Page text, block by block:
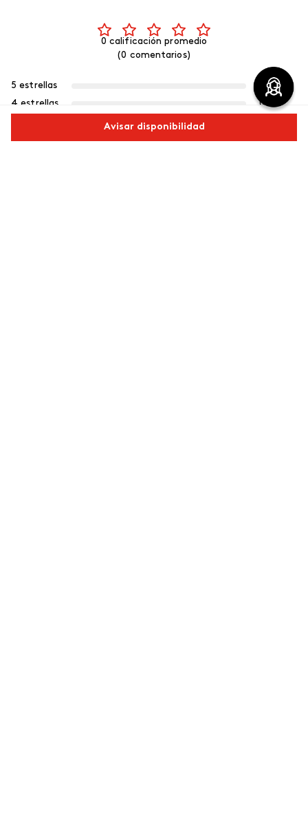
Avisar disponibilidad
0 calificación promedio
(0 comentarios)
5 estrellas
0%
4 estrellas
0%
2 estrellas
0%